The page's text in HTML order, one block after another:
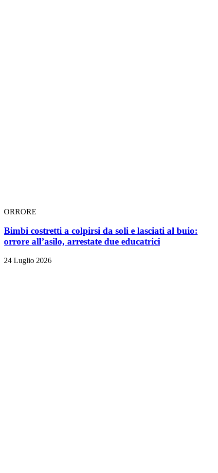
ORRORE
Bimbi costretti a colpirsi da soli e lasciati al buio:
orrore all’asilo, arrestate due educatrici
24 Luglio 2026